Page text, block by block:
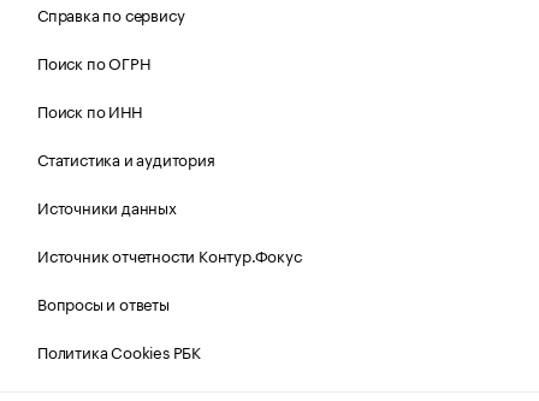
Справка по сервису
Поиск по ОГРН
Поиск по ИНН
Статистика и аудитория
Источники данных
Источник отчетности Контур.Фокус
Вопросы и ответы
Политика Cookies РБК